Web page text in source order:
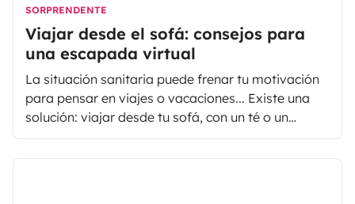
SORPRENDENTE
Viajar desde el sofá: consejos para
una escapada virtual
La situación sanitaria puede frenar tu motivación
para pensar en viajes o vacaciones... Existe una
solución: viajar desde tu sofá, con un té o un
chocolate caliente en la mano. Déjate guiar
gracias a estos videos relajantes, que te hacen